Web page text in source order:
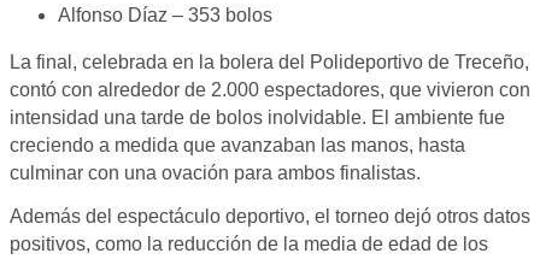
Alfonso Díaz – 353 bolos
La final, celebrada en la bolera del Polideportivo de Treceño,
contó con alrededor de 2.000 espectadores, que vivieron con
intensidad una tarde de bolos inolvidable. El ambiente fue
creciendo a medida que avanzaban las manos, hasta
culminar con una ovación para ambos finalistas.
Además del espectáculo deportivo, el torneo dejó otros datos
positivos, como la reducción de la media de edad de los